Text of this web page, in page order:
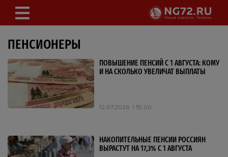
ПЕНСИОНЕРЫ
ПОВЫШЕНИЕ ПЕНСИЙ С 1 АВГУСТА: КОМУ
И НА СКОЛЬКО УВЕЛИЧАТ ВЫПЛАТЫ
12.07.2026 15:00
НАКОПИТЕЛЬНЫЕ ПЕНСИИ РОССИЯН
ВЫРАСТУТ НА 17,3% С 1 АВГУСТА